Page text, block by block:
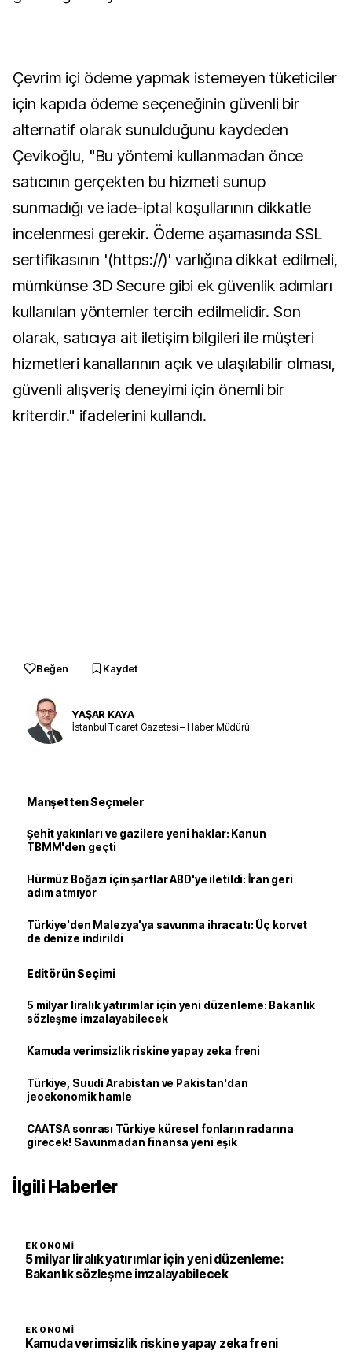
Çevrim içi ödeme yapmak istemeyen tüketiciler
için kapıda ödeme seçeneğinin güvenli bir
alternatif olarak sunulduğunu kaydeden
Çevikoğlu, "Bu yöntemi kullanmadan önce
satıcının gerçekten bu hizmeti sunup
sunmadığı ve iade-iptal koşullarının dikkatle
incelenmesi gerekir. Ödeme aşamasında SSL
sertifikasının '(https://)' varlığına dikkat edilmeli,
mümkünse 3D Secure gibi ek güvenlik adımları
kullanılan yöntemler tercih edilmelidir. Son
olarak, satıcıya ait iletişim bilgileri ile müşteri
hizmetleri kanallarının açık ve ulaşılabilir olması,
güvenli alışveriş deneyimi için önemli bir
kriterdir." ifadelerini kullandı.
Beğen Kaydet
YAŞAR KAYA
İstanbul Ticaret Gazetesi – Haber Müdürü
Manşetten Seçmeler
Şehit yakınları ve gazilere yeni haklar: Kanun
TBMM'den geçti
Hürmüz Boğazı için şartlar ABD'ye iletildi: İran geri
adım atmıyor
Türkiye'den Malezya'ya savunma ihracatı: Üç korvet
de denize indirildi
Editörün Seçimi
5 milyar liralık yatırımlar için yeni düzenleme: Bakanlık
sözleşme imzalayabilecek
Kamuda verimsizlik riskine yapay zeka freni
Türkiye, Suudi Arabistan ve Pakistan'dan
jeoekonomik hamle
CAATSA sonrası Türkiye küresel fonların radarına
girecek! Savunmadan finansa yeni eşik
İlgili Haberler
EKONOMI
5 milyar liralık yatırımlar için yeni düzenleme:
Bakanlık sözleşme imzalayabilecek
EKONOMI
Kamuda verimsizlik riskine yapay zeka freni